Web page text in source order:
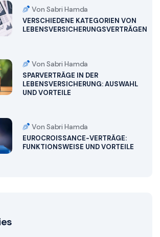
Von Sabri Hamda
VERSCHIEDENE KATEGORIEN VON
LEBENSVERSICHERUNGSVERTRÄGEN
Von Sabri Hamda
SPARVERTRÄGE IN DER
LEBENSVERSICHERUNG: AUSWAHL
UND VORTEILE
Von Sabri Hamda
EUROCROISSANCE-VERTRÄGE:
FUNKTIONSWEISE UND VORTEILE